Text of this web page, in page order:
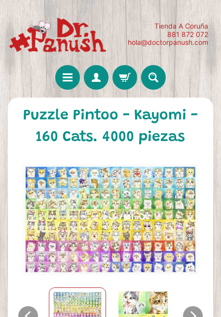
Tienda A Coruña
881 872 072
hola@doctorpanush.com
Puzzle Pintoo - Kayomi -
160 Cats. 4000 piezas